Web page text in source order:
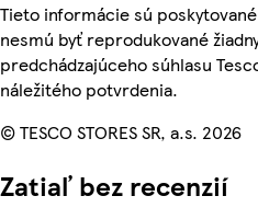
Tieto informácie sú
nesmú byť reprodukované
predchádzajúceho súhlasu
náležitého potvrdenia.
© TESCO STORES SR, a.s. 2026
Zatiaľ bez recenzií